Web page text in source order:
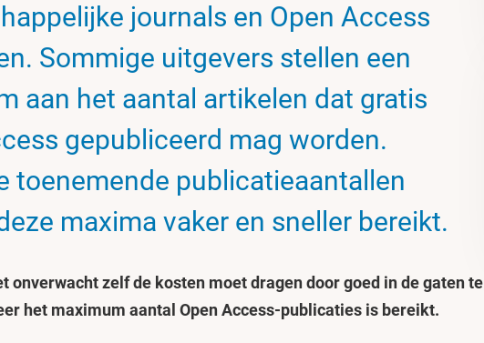
journals en Open Access
Sommige uitgevers stellen een
aan het aantal artikelen dat gratis
gepubliceerd mag worden.
toenemende publicatieaantallen
maxima vaker en sneller bereikt.
onverwacht zelf de kosten moet dragen door goed in de gaten te
het maximum aantal Open Access-publicaties is bereikt.